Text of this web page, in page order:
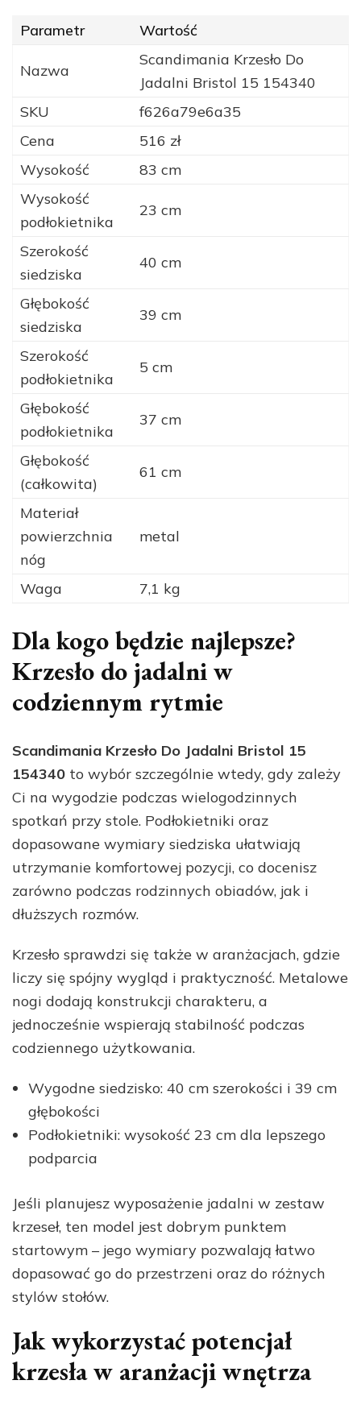
Parametr Wartość
Nazwa
Scandimania Krzesło Do
Jadalni Bristol 15 154340
SKU
f626a79e6a35
Cena
516 zł
Wysokość
83 cm
Wysokość
podłokietnika
23 cm
Szerokość
siedziska
40 cm
Głębokość
siedziska
39 cm
Szerokość
podłokietnika
5 cm
Głębokość
podłokietnika
37 cm
Głębokość
(całkowita)
61 cm
Materiał
powierzchnia
nóg
metal
Waga 7,1 kg
Dla kogo będzie najlepsze?
Krzesło do jadalni w
codziennym rytmie
Scandimania Krzesło Do Jadalni Bristol 15
154340 to wybór szczególnie wtedy, gdy zależy
Ci na wygodzie podczas wielogodzinnych
spotkań przy stole. Podłokietniki oraz
dopasowane wymiary siedziska ułatwiają
utrzymanie komfortowej pozycji, co docenisz
zarówno podczas rodzinnych obiadów, jak i
dłuższych rozmów.
Krzesło sprawdzi się także w aranżacjach, gdzie
liczy się spójny wygląd i praktyczność. Metalowe
nogi dodają konstrukcji charakteru, a
jednocześnie wspierają stabilność podczas
codziennego użytkowania.
Wygodne siedzisko: 40 cm szerokości i 39 cm
głębokości
Podłokietniki: wysokość 23 cm dla lepszego
podparcia
Jeśli planujesz wyposażenie jadalni w zestaw
krzeseł, ten model jest dobrym punktem
startowym – jego wymiary pozwalają łatwo
dopasować go do przestrzeni oraz do różnych
stylów stołów.
Jak wykorzystać potencjał
krzesła w aranżacji wnętrza